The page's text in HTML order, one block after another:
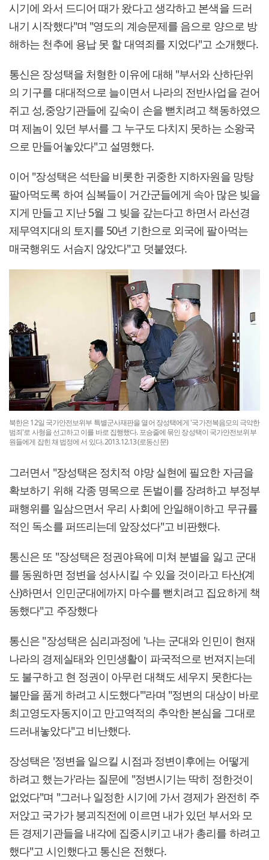
시기에 와서 드디어 때가 왔다고 생각하고 본색을 드러
내기 시작했다"며 "영도의 계승문제를 음으로 양으로 방
해하는 천추에 용납 못 할 대역죄를 지었다"고 소개했다.
통신은 장성택을 처형한 이유에 대해 "부서와 산하단위
의 기구를 대대적으로 늘이면서 나라의 전반사업을 걷어
쥐고 성,중앙기관들에 깊숙이 손을 뻗치려고 책동하였으
며 제놈이 있던 부서를 그 누구도 다치지 못하는 소왕국
으로 만들어놓았다"고 설명했다.
이어 "장성택은 석탄을 비롯한 귀중한 지하자원을 망탕
팔아먹도록 하여 심복들이 거간군들에게 속아 많은 빚을
지게 만들고 지난 5월 그 빚을 갚는다고 하면서 라선경
제무역지대의 토지를 50년 기한으로 외국에 팔아먹는
매국행위도 서슴지 않았다"고 덧붙였다.
북한은 12일 국가안전보위부 특별군사재판을 열어 장성택에게 '국가전복음모의 극악한
범죄'로 사형을 선고하고 이를 바로 집행했다. 포승줄에 묶인 장성택이 국가안전보위부
원들에게 잡힌 채 법정에 서 있다. 2013.12.13 (로동신문)
그러면서 "장성택은 정치적 야망 실현에 필요한 자금을
확보하기 위해 각종 명목으로 돈벌이를 장려하고 부정부
패행위를 일삼으면서 우리 사회에 안일해이하고 무규률
적인 독소를 퍼뜨리는데 앞장섰다"고 비판했다.
통신은 또 "장성택은 정권야욕에 미쳐 분별을 잃고 군대
를 동원하면 정변을 성사시킬 수 있을 것이라고 타산(계
산)하면서 인민군대에까지 마수를 뻗치려고 집요하게 책
동했다"고 주장했다
통신은 "장성택은 심리과정에 '나는 군대와 인민이 현재
나라의 경제실태와 인민생활이 파국적으로 번져지는데
도 불구하고 현 정권이 아무런 대책도 세우지 못한다는
불만을 품게 하려고 시도했다'"라며 "정변의 대상이 바로
최고영도자동지이고 만고역적의 추악한 본심을 그대로
드러내놓았다"고 비난했다.
장성택은 '정변을 일으킬 시점과 정변이후에는 어떻게
하려고 했는가'라는 질문에 "정변시기는 딱히 정한것이
없었다"며 "그러나 일정한 시기에 가서 경제가 완전히 주
저앉고 국가가 붕괴직전에 이르면 내가 있던 부서와 모
든 경제기관들을 내각에 집중시키고 내가 총리를 하려고
했다"고 시인했다고 통신은 전했다.